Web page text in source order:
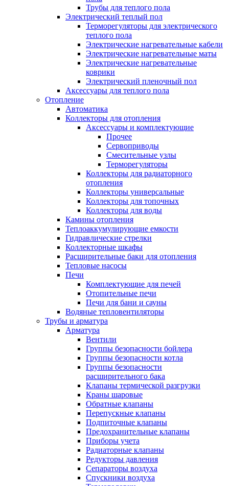
Трубы для теплого пола
Электрический теплый пол
Терморегуляторы для электрического
теплого пола
Электрические нагревательные кабели
Электрические нагревательные маты
Электрические нагревательные
коврики
Электрический пленочный пол
Аксессуары для теплого пола
Отопление
Автоматика
Коллекторы для отопления
Аксессуары и комплектующие
Прочее
Сервоприводы
Смесительные узлы
Терморегуляторы
Коллекторы для радиаторного
отопления
Коллекторы универсальные
Коллекторы для топочных
Коллекторы для воды
Камины отопления
Теплоаккумулирующие емкости
Гидравлические стрелки
Коллекторные шкафы
Расширительные баки для отопления
Тепловые насосы
Печи
Комплектующие для печей
Отопительные печи
Печи для бани и сауны
Водяные тепловентиляторы
Трубы и арматура
Арматура
Вентили
Группы безопасности бойлера
Группы безопасности котла
Группы безопасности
расширительного бака
Клапаны термической разгрузки
Краны шаровые
Обратные клапаны
Перепускные клапаны
Подпиточные клапаны
Предохранительные клапаны
Приборы учета
Радиаторные клапаны
Редукторы давления
Сепараторы воздуха
Спускники воздуха